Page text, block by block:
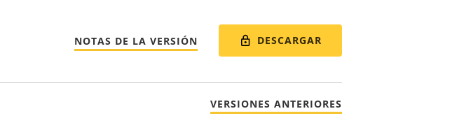
NOTAS DE LA VERSIÓN DESCARGAR
VERSIONES ANTERIORES